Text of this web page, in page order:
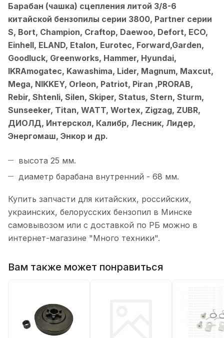
Барабан (чашка) сцепления литой 3/8-6
китайской бензопилы серии 3800, Partner серии
S, Bort, Champion, Craftop, Daewoo, Defort, ECO,
Einhell, ELAND, Etalon, Eurotec, Forward,Garden,
Goodluck, Greenworks, Hammer, Hyundai,
IKRAmogatec, Kawashima, Lider, Magnum, Maxcut,
Mega, NIKKEY, Orleon, Patriot, Piran ,PRORAB,
Rebir, Shtenli, Silen, Skiper, Status, Stern, Sturm,
Sunseeker, Titan, WATT, Wortex, Zigzag, ZUBR,
ДИОЛД, Интерскол, Калибр, Лесник, Лидер,
Энергомаш, Энкор и др.
высота 25 мм.
диаметр барабана внутренний - 68 мм.
Купить запчасти для китайских, российских,
украинских, белорусских бензопил в Минске
самовывозом или с доставкой по РБ можно в
интернет-магазине "Много техники".
Вам также может понравиться